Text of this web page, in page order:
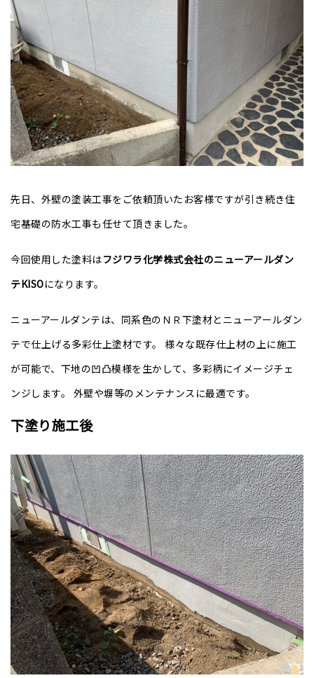
先日、外壁の塗装工事をご依頼頂いたお客様ですが引き続き住
宅基礎の防水工事も任せて頂きました。
今回使用した塗料はフジワラ化学株式会社のニューアールダン
テKISOになります。
ニューアールダンテは、 同系色のＮＲ下塗材とニューアールダン
テで仕上げる多彩仕上塗材です。 様々な既存仕上材の上に施工
が可能で、下地の凹凸模様を生かして、多彩柄にイメージチェ
ンジします。 外壁や塀等のメンテナンスに最適です。
下塗り施工後